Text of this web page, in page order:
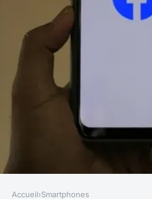
Accueil›Smartphones